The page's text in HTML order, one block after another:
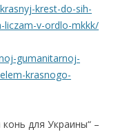
krest-do-sih-
liczam-v-ordlo-mkkk/
gumanitarnoj-
krasnogo-
для Украины“ –